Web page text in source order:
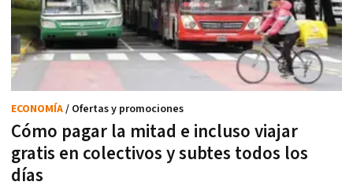
Cómo pagar la mitad e incluso viajar
gratis en colectivos y subtes todos los
días
ECONOMÍA/ Ofertas y promociones